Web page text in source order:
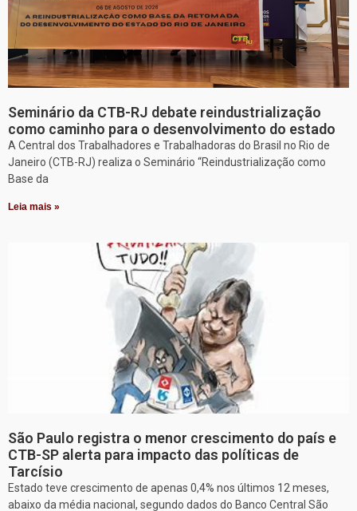
Seminário da CTB-RJ debate reindustrialização
como caminho para o desenvolvimento do estado
A Central dos Trabalhadores e Trabalhadoras do Brasil no Rio de
Janeiro (CTB-RJ) realiza o Seminário “Reindustrialização como
Base da
Leia mais »
São Paulo registra o menor crescimento do país e
CTB-SP alerta para impacto das políticas de
Tarcísio
Estado teve crescimento de apenas 0,4% nos últimos 12 meses,
abaixo da média nacional, segundo dados do Banco Central São